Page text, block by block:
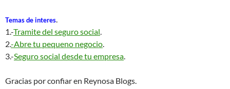
Temas de interes.
1.-Tramite del seguro social.
2.-Abre tu pequeno negocio.
3.-Seguro social desde tu empresa.
Gracias por confiar en Reynosa Blogs.